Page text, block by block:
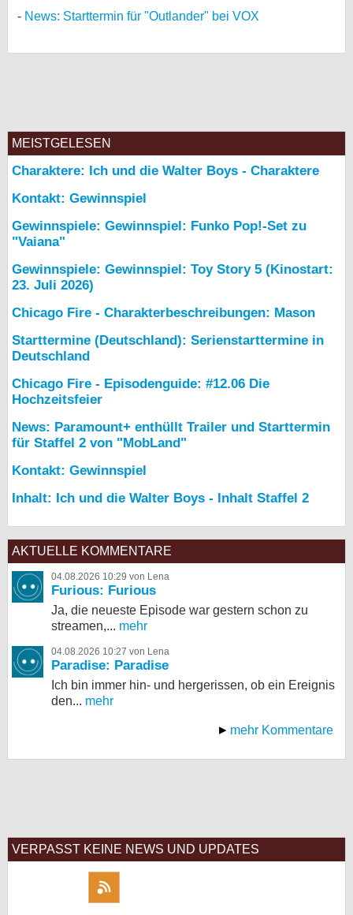
News: Starttermin für "Outlander" bei VOX
MEISTGELESEN
Charaktere: Ich und die Walter Boys - Charaktere
Kontakt: Gewinnspiel
Gewinnspiele: Gewinnspiel: Funko Pop!-Set zu
"Vaiana"
Gewinnspiele: Gewinnspiel: Toy Story 5 (Kinostart:
23. Juli 2026)
Chicago Fire - Charakterbeschreibungen: Mason
Starttermine (Deutschland): Serienstarttermine in
Deutschland
Chicago Fire - Episodenguide: #12.06 Die
Hochzeitsfeier
News: Paramount+ enthüllt Trailer und Starttermin
für Staffel 2 von "MobLand"
Kontakt: Gewinnspiel
Inhalt: Ich und die Walter Boys - Inhalt Staffel 2
AKTUELLE KOMMENTARE
04.08.2026 10:29 von Lena
Furious: Furious
Ja, die neueste Episode war gestern schon zu
streamen,... mehr
04.08.2026 10:27 von Lena
Paradise: Paradise
Ich bin immer hin- und hergerissen, ob ein Ereignis
den... mehr
mehr Kommentare
VERPASST KEINE NEWS UND UPDATES